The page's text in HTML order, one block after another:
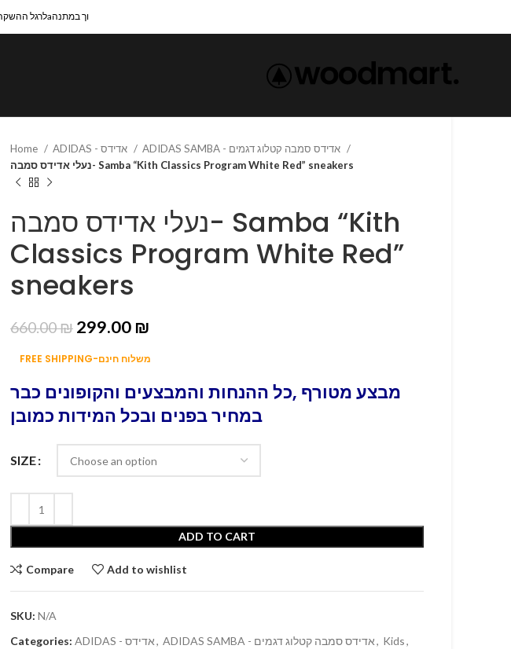
לרגל ההשקה קבלו בעמוד הצ'ק אאוט תיק שרaוך במתנה
Home
נעלי אדידס סמבה- Samba “Kith Classics Program White Red” sneakers
נעלי אדידס סמבה- Samba “Kith
Classics Program White Red”
sneakers
660.00₪ 299.00 ₪
FREE SHIPPING-משלוח חינם
מבצע מטורף ,כל ההנחות והמבצעים והקופונים כבר
במחיר בפנים ובכל המידות כמובן
SIZE
ADD TO CART
Compare Add to wishlist
SKU: N/A
Categories:
ADIDAS - אדידס, ADIDAS SAMBA - אדידס סמבה קטלוג דגמים, Kids,